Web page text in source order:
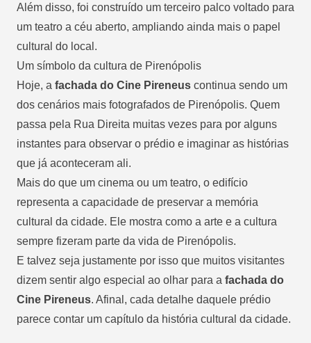
Além disso, foi construído um terceiro palco voltado para
um teatro a céu aberto, ampliando ainda mais o papel
cultural do local.
Um símbolo da cultura de Pirenópolis
Hoje, a fachada do Cine Pireneus continua sendo um
dos cenários mais fotografados de Pirenópolis. Quem
passa pela Rua Direita muitas vezes para por alguns
instantes para observar o prédio e imaginar as histórias
que já aconteceram ali.
Mais do que um cinema ou um teatro, o edifício
representa a capacidade de preservar a memória
cultural da cidade. Ele mostra como a arte e a cultura
sempre fizeram parte da vida de Pirenópolis.
E talvez seja justamente por isso que muitos visitantes
dizem sentir algo especial ao olhar para a fachada do
Cine Pireneus. Afinal, cada detalhe daquele prédio
parece contar um capítulo da história cultural da cidade.